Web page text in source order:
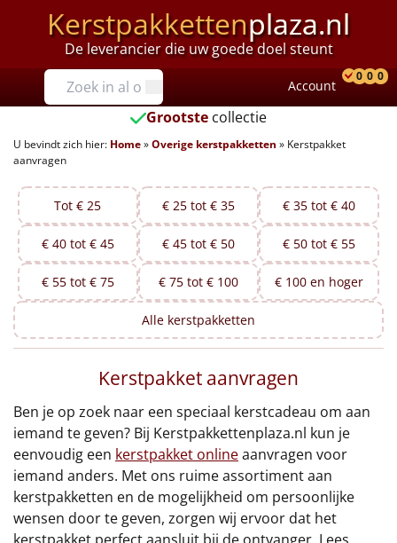
Kerstpakkettenplaza.nl
De leverancier die uw goede doel steunt
Prijzen
Tot €25
€25 tot €35
€35 tot €40
€40 tot €45
€45 tot €50
€50 tot €55
€75 tot €100
€100 en hoger
Alle kerstpakketten 2026
Thema
Account
0 0 0
Grootste collectie
U bevindt zich hier: Home»Overige kerstpakketten » Kerstpakket
aanvragen
Tot € 25 € 25 tot € 35 € 35 tot € 40
€ 40 tot € 45 € 45 tot € 50 € 50 tot € 55
€ 55 tot € 75 € 75 tot € 100 € 100 en hoger
Alle kerstpakketten
Kerstpakket aanvragen
Ben je op zoek naar een speciaal kerstcadeau om aan
iemand te geven? Bij Kerstpakkettenplaza.nl kun je
eenvoudig een kerstpakket onlineaanvragen voor
iemand anders. Met ons ruime assortiment aan
kerstpakketten en de mogelijkheid om persoonlijke
wensen door te geven, zorgen wij ervoor dat het